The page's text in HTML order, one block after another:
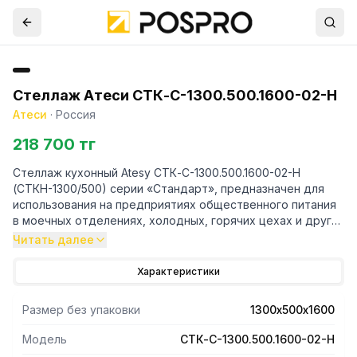
Стеллаж Атеси СТК-С-1300.500.1600-02-Н
Атеси · Россия
218 700 тг
Стеллаж кухонный Atesy СТК-С-1300.500.1600-02-Н
(СТКН-1300/500) серии «Стандарт», предназначен для
использования на предприятиях общественного питания
в моечных отделениях, холодных, горячих цехах и других
производственных помещениях для хранения кухонного
Стеллаж состоит их четырех полок и четырех стоек,
(фальцовку), что полностью исключает получение травмы
персоналом при сборке, эксплуатации и санитарной
обработке стеллажа.
Читать далее
Характеристики
Размер без упаковки 1300х500х1600
Модель СТК-С-1300.500.1600-02-Н